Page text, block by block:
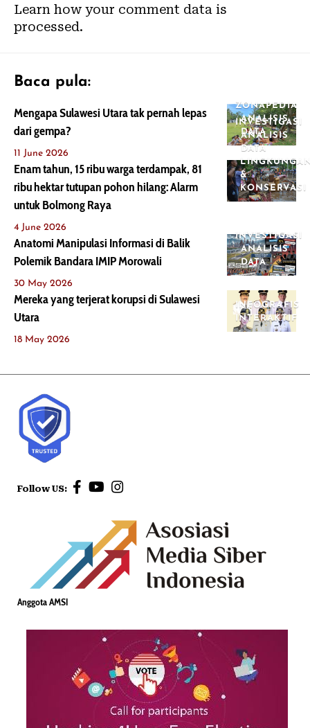
Learn how your comment data is
processed.
Baca pula:
ZONAPEDIA
ANALISIS
DATA
Mengapa Sulawesi Utara tak pernah lepas
dari gempa?
11 June 2026
INVESTIGASI
ANALISIS
DATA
&
KONSERVASI
Enam tahun, 15 ribu warga terdampak, 81
ribu hektar tutupan pohon hilang: Alarm
untuk Bolmong Raya
4 June 2026
INVESTIGASI
ANALISIS
DATA
Anatomi Manipulasi Informasi di Balik
Polemik Bandara IMIP Morowali
30 May 2026
INFOGRAFIS
INTERAKTIF
Mereka yang terjerat korupsi di Sulawesi
Utara
18 May 2026
Follow US:
Anggota AMSI